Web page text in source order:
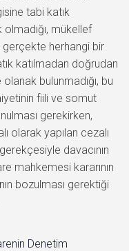
Denetim